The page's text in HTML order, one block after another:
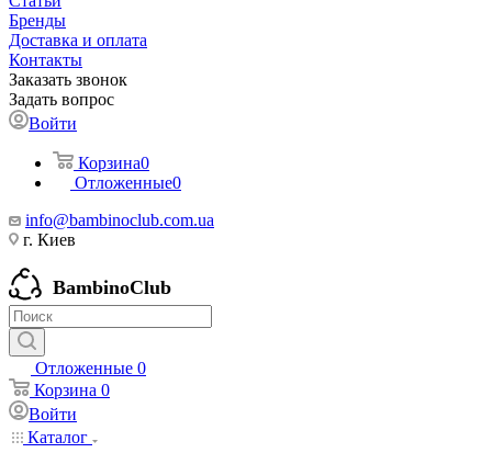
Бренды
Доставка и оплата
Контакты
Заказать звонок
Задать вопрос
Войти
Корзина0
Отложенные0
info@bambinoclub.com.ua
г. Киев
BambinoClub
Отложенные 0
Корзина 0
Войти
Каталог